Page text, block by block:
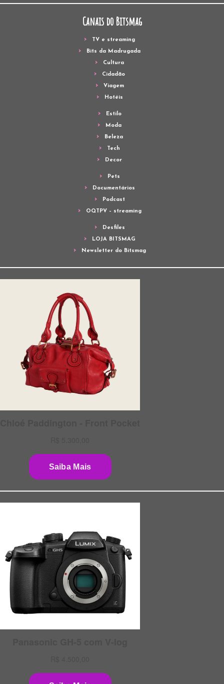
Canais do Bitsmag
TV e streaming
Bits da Madrugada
Cultura
Cidadão
Viagem
Hotéis
Estilo
Moda
Beleza
Tech
Decor
Pets
Documentários
Podcast
OQTPV – streaming
Desfiles
LOJA BITSMAG
Newsletter do Bitsmag